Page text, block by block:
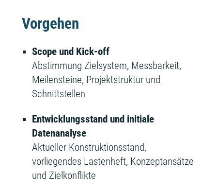
Vorgehen
Scope und Kick-off
Abstimmung Zielsystem, Messbarkeit,
Meilensteine, Projektstruktur und
Schnittstellen
Entwicklungsstand und initiale
Datenanalyse
Aktueller Konstruktionsstand,
vorliegendes Lastenheft, Konzeptansätze
und Zielkonflikte